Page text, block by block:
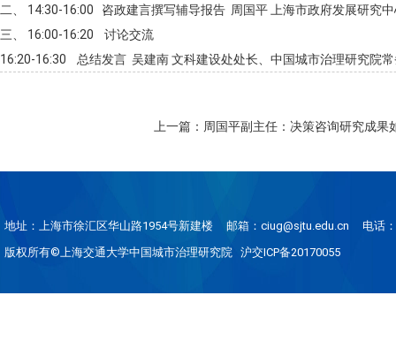
二、 14:30-16:00 咨政建言撰写辅导报告 周国平 上海市政府发展研究
三、 16:00-16:20 讨论交流
16:20-16:30 总结发言 吴建南文科建设处处长、中国城市治理研究院
上一篇：周国平副主任：决策咨询研究成果
地址：上海市徐汇区华山路1954号新建楼 邮箱：ciug@sjtu.edu.cn 电话
版权所有©上海交通大学中国城市治理研究院 沪交ICP备20170055